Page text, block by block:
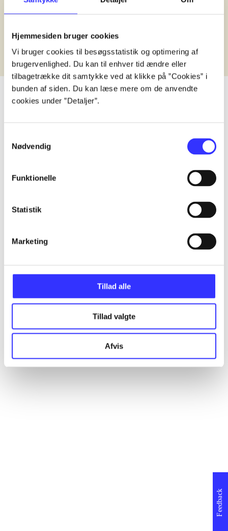
Hjemmesiden bruger cookies
Vi bruger cookies til besøgsstatistik og optimering af
brugervenlighed. Du kan til enhver tid ændre eller
tilbagetrække dit samtykke ved at klikke på ”Cookies” i
bunden af siden. Du kan læse mere om de anvendte
cookies under ”Detaljer”.
Nødvendig
Funktionelle
Statistik
Marketing
Tillad alle
Tillad valgte
Afvis
Udgivet i undefined
Værkerne er grupperet efter ældste registrerede
Udgivet i undefined
Værkerne er grupperet efter ældste registrerede
Feedback